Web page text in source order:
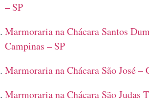
– SP
Marmoraria na Chácara Santos
Campinas – SP
Marmoraria na Chácara São José –
Marmoraria na Chácara São Judas